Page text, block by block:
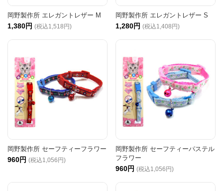
岡野製作所 エレガントレザー M
1,380円 (税込1,518円)
岡野製作所 エレガントレザー S
1,280円 (税込1,408円)
岡野製作所 セーフティーフラワー
960円 (税込1,056円)
岡野製作所 セーフティーパステル
フラワー
960円 (税込1,056円)